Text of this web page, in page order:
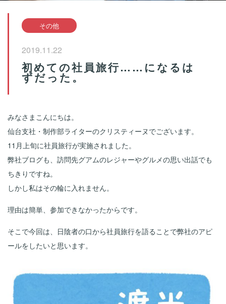
その他
2019.11.22
初めての社員旅行……になるは
ずだった。
みなさまこんにちは。
仙台支社・制作部ライターのクリスティーヌでございます。
11月上旬に社員旅行が実施されました。
弊社ブログも、訪問先グアムのレジャーやグルメの思い出話でも
ちきりですね。
しかし私はその輪に入れません。
理由は簡単、参加できなかったからです。
そこで今回は、日陰者の口から社員旅行を語ることで弊社のアピ
ールをしたいと思います。